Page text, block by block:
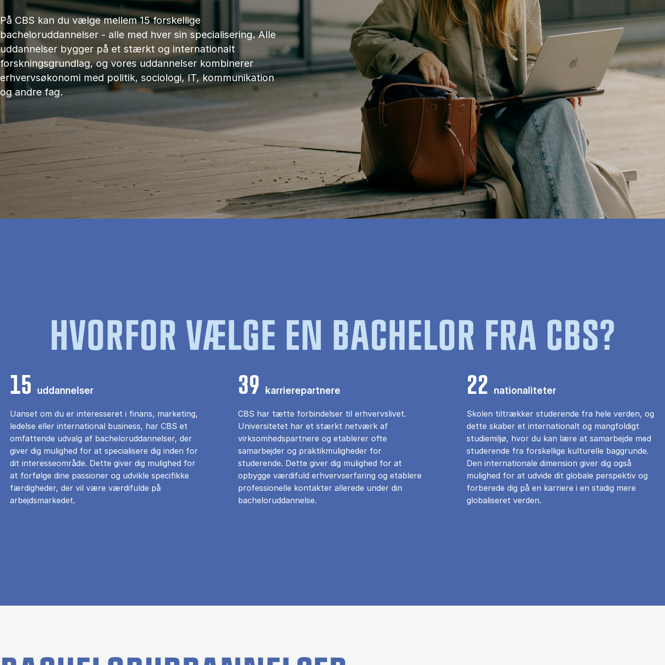
På CBS kan du vælge mellem 15 forskellige
bacheloruddannelser - alle med hver sin specialisering. Alle
uddannelser bygger på et stærkt og internationalt
forskningsgrundlag, og vores uddannelser kombinerer
erhvervsøkonomi med politik, sociologi, IT, kommunikation
og andre fag.
HVORFOR VÆLGE EN BACHELOR FRA CBS?
15 uddannelser
Uanset om du er interesseret i finans, marketing,
ledelse eller international business, har CBS et
omfattende udvalg af bacheloruddannelser, der
giver dig mulighed for at specialisere dig inden for
dit interesseområde. Dette giver dig mulighed for
at forfølge dine passioner og udvikle specifikke
færdigheder, der vil være værdifulde på
arbejdsmarkedet.
39 karrierepartnere
CBS har tætte forbindelser til erhvervslivet.
Universitetet har et stærkt netværk af
virksomhedspartnere og etablerer ofte
samarbejder og praktikmuligheder for
studerende. Dette giver dig mulighed for at
opbygge værdifuld erhvervserfaring og etablere
professionelle kontakter allerede under din
bacheloruddannelse.
22 nationaliteter
Skolen tiltrækker studerende fra hele verden, og
dette skaber et internationalt og mangfoldigt
studiemiljø, hvor du kan lære at samarbejde med
studerende fra forskellige kulturelle baggrunde.
Den internationale dimension giver dig også
mulighed for at udvide dit globale perspektiv og
forberede dig på en karriere i en stadig mere
globaliseret verden.